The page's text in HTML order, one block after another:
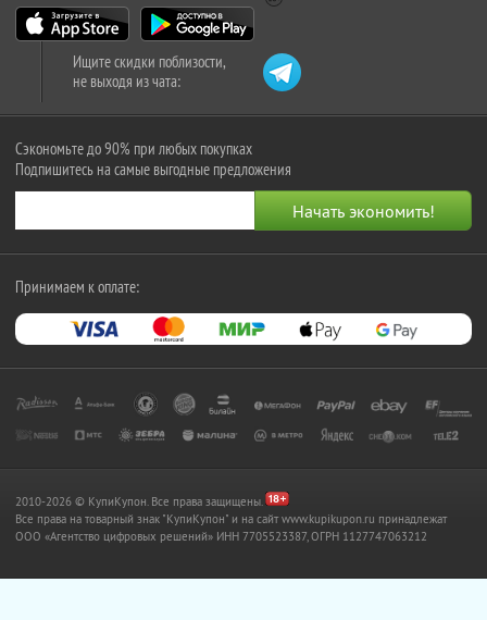
Ищите скидки поблизости,
не выходя из чата:
Сэкономьте до 90% при любых покупках
Подпишитесь на самые выгодные предложения
Принимаем к оплате:
2010-2026 © КупиКупон. Все права защищены.
Все права на товарный знак "КупиКупон" и на сайт www.kupikupon.ru принадлежат
OOO «Агентство цифровых решений» ИНН 7705523387, ОГРН 1127747063212